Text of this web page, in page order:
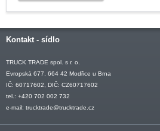
Kontakt - sídlo
TRUCK TRADE spol. s r. o.
Evropská 677, 664 42 Modřice u Brna
IČ: 60717602, DIČ: CZ60717602
tel.: +420 702 002 732
e-mail: trucktrade@trucktrade.cz